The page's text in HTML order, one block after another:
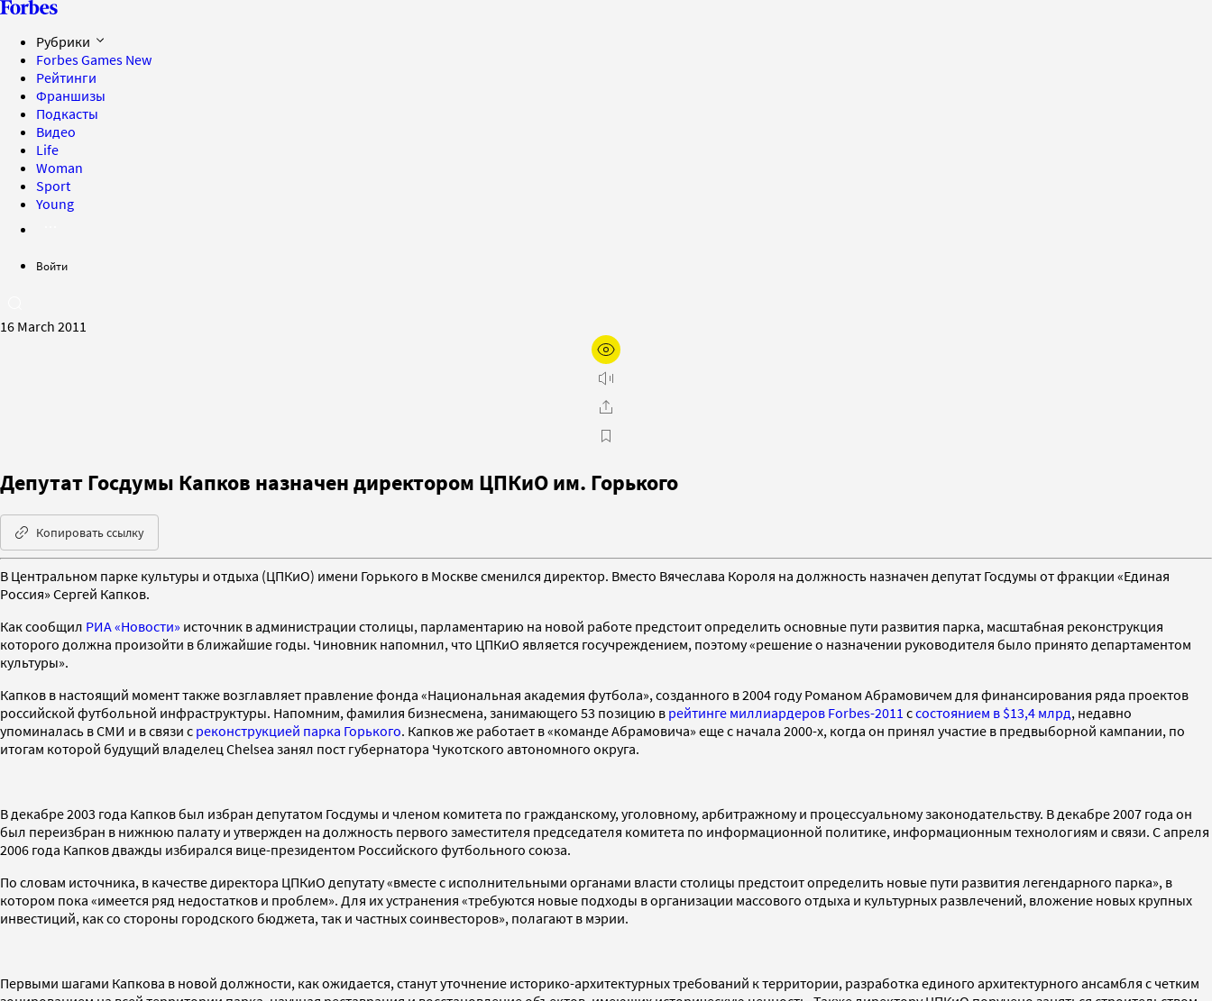
Рубрики
Forbes Games New
Рейтинги
Франшизы
Подкасты
Видео
Life
Woman
Sport
Young
Войти
16 March 2011
Депутат Госдумы Капков назначен директором ЦПКиО им. Горького
Копировать ссылку
В Центральном парке культуры и отдыха (ЦПКиО) имени Горького в Москве сменился директор. Вместо Вячеслава Короля на должность назначен депутат Госдумы от фракции «Единая
Россия» Сергей Капков.
Как сообщил РИА «Новости» источник в администрации столицы, парламентарию на новой работе предстоит определить основные пути развития парка, масштабная реконструкция
которого должна произойти в ближайшие годы. Чиновник напомнил, что ЦПКиО является госучреждением, поэтому «решение о назначении руководителя было принято департаментом
культуры».
Капков в настоящий момент также возглавляет правление фонда «Национальная академия футбола», созданного в 2004 году Романом Абрамовичем для финансирования ряда проектов
российской футбольной инфраструктуры. Напомним, фамилия бизнесмена, занимающего 53 позицию в рейтинге миллиардеров Forbes-2011 ссостоянием в $13,4 млрд, недавно
упоминалась в СМИ и в связи с реконструкцией парка Горького. Капков же работает в «команде Абрамовича» еще с начала 2000-х, когда он принял участие в предвыборной кампании, по
итогам которой будущий владелец Chelsea занял пост губернатора Чукотского автономного округа.
В декабре 2003 года Капков был избран депутатом Госдумы и членом комитета по гражданскому, уголовному, арбитражному и процессуальному законодательству. В декабре 2007 года он
был переизбран в нижнюю палату и утвержден на должность первого заместителя председателя комитета по информационной политике, информационным технологиям и связи. С апреля
2006 года Капков дважды избирался вице-президентом Российского футбольного союза.
По словам источника, в качестве директора ЦПКиО депутату «вместе с исполнительными органами власти столицы предстоит определить новые пути развития легендарного парка», в
котором пока «имеется ряд недостатков и проблем». Для их устранения «требуются новые подходы в организации массового отдыха и культурных развлечений, вложение новых крупных
инвестиций, как со стороны городского бюджета, так и частных соинвесторов», полагают в мэрии.
Первыми шагами Капкова в новой должности, как ожидается, станут уточнение историко-архитектурных требований к территории, разработка единого архитектурного ансамбля с четким